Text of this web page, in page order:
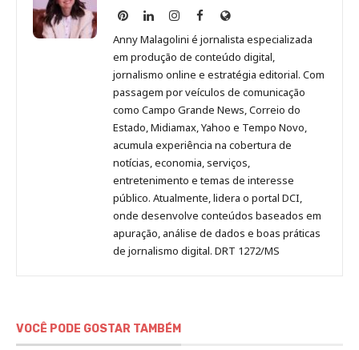
Anny
Malagolini
no
Pinterest
Anny
Malagolini
no
LinkedIn
Anny
Malagolini
no
Instagram
Anny
Malagolini
no
Facebook
Site
de
Anny
Malagolini
Anny Malagolini é jornalista especializada
em produção de conteúdo digital,
jornalismo online e estratégia editorial. Com
passagem por veículos de comunicação
como Campo Grande News, Correio do
Estado, Midiamax, Yahoo e Tempo Novo,
acumula experiência na cobertura de
notícias, economia, serviços,
entretenimento e temas de interesse
público. Atualmente, lidera o portal DCI,
onde desenvolve conteúdos baseados em
apuração, análise de dados e boas práticas
de jornalismo digital. DRT 1272/MS
VOCÊ PODE GOSTAR TAMBÉM